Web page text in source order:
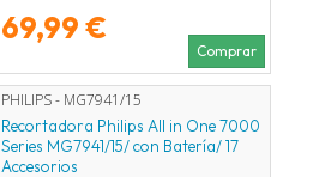
69,99 €
Comprar
PHILIPS - MG7941/15
Recortadora Philips All in One 7000
Series MG7941/15/ con Batería/ 17
Accesorios